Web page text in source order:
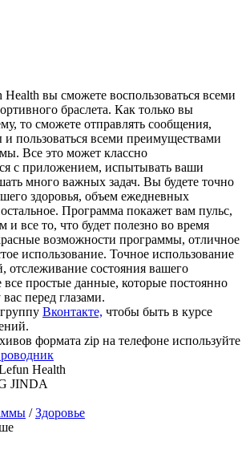
вы сможете воспользоваться всеми
браслета. Как только вы
то сможете отправлять сообщения,
пользоваться всеми преимуществами
Все это может классно
с приложением, испытывать ваши
много важных задач. Вы будете точно
здоровья, объем ежедневных
Программа покажет вам пульс,
и все то, что будет полезно во время
возможности программы, отличное
использование. Точное использование
отслеживание состояния вашего
все простые данные, которые постоянно
перед глазами.
Вконтакте, чтобы быть в курсе
формата zip на телефоне используйте
Health
JINDA
/Здоровье